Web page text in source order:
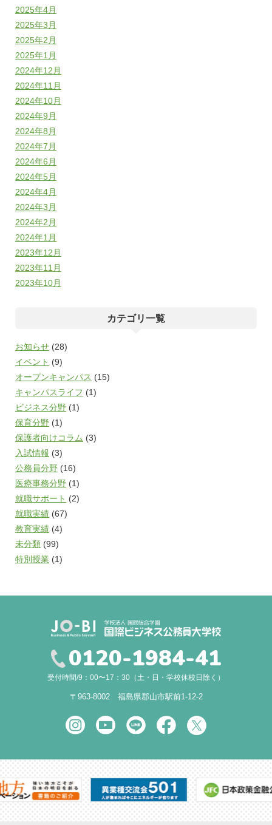
2025年4月
2025年3月
2025年2月
2025年1月
2024年12月
2024年11月
2024年10月
2024年9月
2024年8月
2024年7月
2024年6月
2024年5月
2024年4月
2024年3月
2024年2月
2024年1月
2023年12月
2023年11月
2023年10月
カテゴリ一覧
お知らせ (28)
イベント (9)
オープンキャンパス (15)
キャンパスライフ (1)
ビジネス分野 (1)
保育分野 (1)
保護者向けコラム (3)
入試情報 (3)
公務員分野 (16)
医療事務分野 (1)
就職サポート (2)
就職実績 (67)
教育実績 (4)
未分類 (99)
特別授業 (1)
0120-1984-41
受付時間/9：00〜17：30（土・日・学校休校日除く）
〒963-8002 福島県郡山市駅前1-12-2